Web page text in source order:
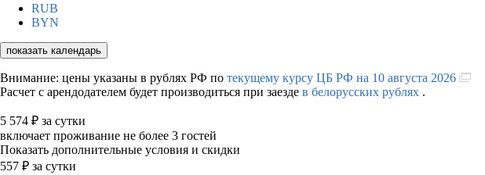
RUB
BYN
показать календарь
Внимание: цены указаны в рублях РФ по текущему курсу ЦБ РФ на 10 августа 2026
Расчет с арендодателем будет производиться при заезде в белорусских рублях .
5 574 ₽ за сутки
включает проживание не более 3 гостей
Показать дополнительные условия и скидки
557 ₽ за сутки